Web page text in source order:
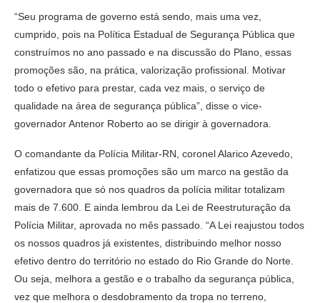
“Seu programa de governo está sendo, mais uma vez,
cumprido, pois na Política Estadual de Segurança Pública que
construímos no ano passado e na discussão do Plano, essas
promoções são, na prática, valorização profissional. Motivar
todo o efetivo para prestar, cada vez mais, o serviço de
qualidade na área de segurança pública”, disse o vice-
governador Antenor Roberto ao se dirigir à governadora.
O comandante da Polícia Militar-RN, coronel Alarico Azevedo,
enfatizou que essas promoções são um marco na gestão da
governadora que só nos quadros da polícia militar totalizam
mais de 7.600. E ainda lembrou da Lei de Reestruturação da
Polícia Militar, aprovada no mês passado. “A Lei reajustou todos
os nossos quadros já existentes, distribuindo melhor nosso
efetivo dentro do território no estado do Rio Grande do Norte.
Ou seja, melhora a gestão e o trabalho da segurança pública,
vez que melhora o desdobramento da tropa no terreno,